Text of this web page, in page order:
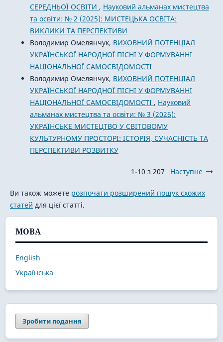
СЕРЕДНЬОЇ ОСВІТИ , Науковий альманах мистецтва
та освіти: № 2 (2025): МИСТЕЦЬКА ОСВІТА:
ВИКЛИКИ ТА ПЕРСПЕКТИВИ
Володимир Омелянчук, ВИХОВНИЙ ПОТЕНЦІАЛ
УКРАЇНСЬКОЇ НАРОДНОЇ ПІСНІ У ФОРМУВАННІ
НАЦІОНАЛЬНОЇ САМОСВІДОМОСТІ
Володимир Омелянчук, ВИХОВНИЙ ПОТЕНЦІАЛ
УКРАЇНСЬКОЇ НАРОДНОЇ ПІСНІ У ФОРМУВАННІ
НАЦІОНАЛЬНОЇ САМОСВІДОМОСТІ , Науковий
альманах мистецтва та освіти: № 3 (2026):
УКРАЇНСЬКЕ МИСТЕЦТВО У СВІТОВОМУ
КУЛЬТУРНОМУ ПРОСТОРІ: ІСТОРІЯ, СУЧАСНІСТЬ ТА
ПЕРСПЕКТИВИ РОЗВИТКУ
1-10 з 207 Наступне
Ви також можете розпочати розширений пошук схожих
статей для цієї статті.
МОВА
English
Українська
Зробити подання